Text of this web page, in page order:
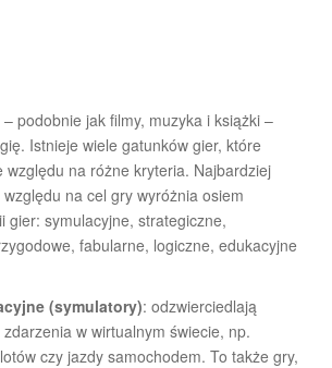
podobnie jak filmy, muzyka i książki –
Istnieje wiele gatunków gier, które
względu na różne kryteria. Najbardziej
względu na cel gry wyróżnia osiem
gier: symulacyjne, strategiczne,
fabularne, logiczne, edukacyjne
(symulatory): odzwierciedlają
w wirtualnym świecie, np.
czy jazdy samochodem. To także gry,